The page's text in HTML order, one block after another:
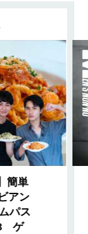
簡単
アン
パス
ゲ